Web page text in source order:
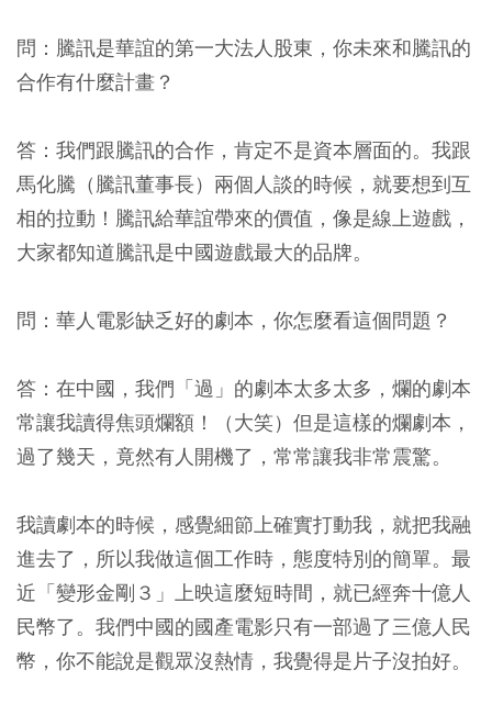
問：騰訊是華誼的第一大法人股東，你未來和騰訊的
合作有什麼計畫？
答：我們跟騰訊的合作，肯定不是資本層面的。我跟
馬化騰（騰訊董事長）兩個人談的時候，就要想到互
相的拉動！騰訊給華誼帶來的價值，像是線上遊戲，
大家都知道騰訊是中國遊戲最大的品牌。
問：華人電影缺乏好的劇本，你怎麼看這個問題？
答：在中國，我們「過」的劇本太多太多，爛的劇本
常讓我讀得焦頭爛額！（大笑）但是這樣的爛劇本，
過了幾天，竟然有人開機了，常常讓我非常震驚。
我讀劇本的時候，感覺細節上確實打動我，就把我融
進去了，所以我做這個工作時，態度特別的簡單。最
近「變形金剛３」上映這麼短時間，就已經奔十億人
民幣了。我們中國的國產電影只有一部過了三億人民
幣，你不能說是觀眾沒熱情，我覺得是片子沒拍好。